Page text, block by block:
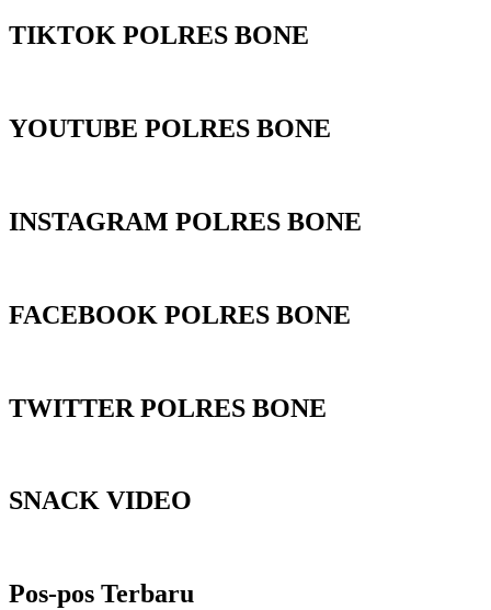
TIKTOK POLRES BONE
YOUTUBE POLRES BONE
INSTAGRAM POLRES BONE
FACEBOOK POLRES BONE
TWITTER POLRES BONE
SNACK VIDEO
Pos-pos Terbaru